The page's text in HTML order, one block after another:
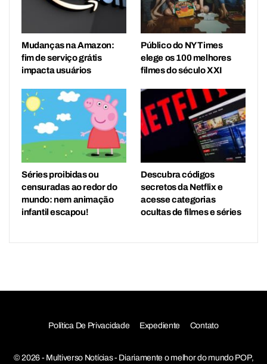
Mudanças na Amazon:
fim de serviço grátis
impacta usuários
Público do NY Times
elege os 100 melhores
filmes do século XXI
Séries proibidas ou
censuradas ao redor do
mundo: nem animação
infantil escapou!
Descubra códigos
secretos da Netflix e
acesse categorias
ocultas de filmes e séries
Política De Privacidade Expediente Contato
© 2026 - Multiverso Notícias - Diariamente o melhor do mundo POP,